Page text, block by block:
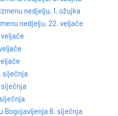
nedjelju, 1. ožujka
nedjelju, 22. veljače
veljače
siječnja
siječnja
Bogojavljenja 6. siječnja